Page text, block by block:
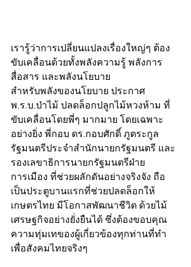
เรารู้ว่าการเปลี่ยนแปลงเรื่องใหญ่ๆ ต้อง
ขับเคลื่อนด้วยทั้งพลังความรู้ พลังการ
สื่อสาร และพลังนโยบาย
สำหรับพลังของนโยบาย ประกาศ
พ.ร.บ.ป่าไม้ ปลดล็อกปลูกไม้หวงห้าม ที่
ขับเคลื่อนโดยพี่ๆ มากมาย โดยเฉพาะ
อย่างยิ่ง พี่กอบ ดร.กอบศักดิ์ ภูตระกูล
รัฐมนตรีประจำสำนักนายกรัฐมนตรี และ
รองเลขาธิการนายกรัฐมนตรีฝ่าย
การเมือง ที่ช่วยผลักดันอย่างจริงจัง ถือ
เป็นประตูบานแรกที่ช่วยปลดล็อกให้
เกษตรไทย มีโอกาสพัฒนาชีวิต ด้วยไม้
เศรษฐกิจอย่างยั่งยืนได้ ซึ่งต้องขอบคุณ
ความทุ่มเทของผู้เกี่ยวข้องทุกท่านที่ทำ
เพื่อสังคมไทยจริงๆ